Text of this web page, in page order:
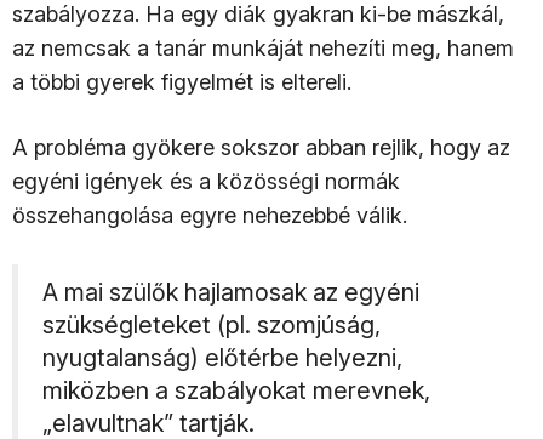
szabályozza. Ha egy diák gyakran ki-be mászkál,
az nemcsak a tanár munkáját nehezíti meg, hanem
a többi gyerek figyelmét is eltereli.
A probléma gyökere sokszor abban rejlik, hogy az
egyéni igények és a közösségi normák
összehangolása egyre nehezebbé válik.
A mai szülők hajlamosak az egyéni
szükségleteket (pl. szomjúság,
nyugtalanság) előtérbe helyezni,
miközben a szabályokat merevnek,
„elavultnak” tartják.